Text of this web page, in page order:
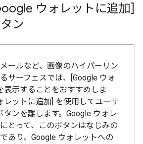
ウォレットに追加]
ン
ールなど、画像のハイパーリン
サーフェスでは、[Google ウォ
表示することをおすすめしま
レットに追加] を使用してユーザ
タンを離します。Google ウォレ
とって、このボタンはなじみの
あり、Google ウォレットへの